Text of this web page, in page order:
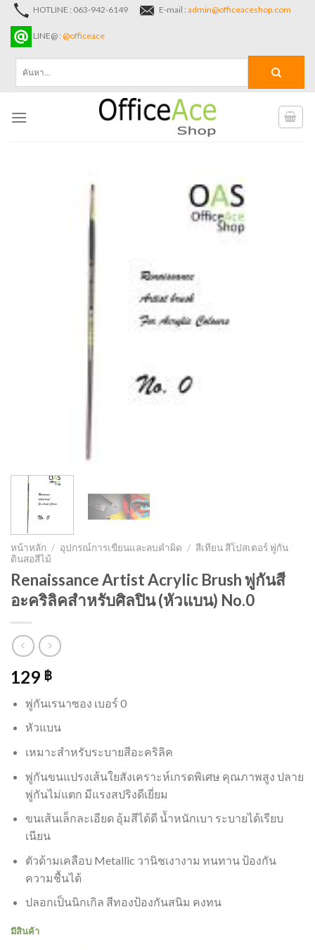
Skip
content
HOTLINE : 063-942-6149 E-mail : admin@officeaceshop.com
LINE@ : @officeace
หน้าหลัก / อุปกรณ์การเขียนและลบคำผิด / สีเทียน สีโปสเตอร์ พู่กัน
ดินสอสีไม้
Renaissance Artist Acrylic Brush พู่กันสี
อะคริลิคสำหรับศิลปิน (หัวแบน) No.0
129 ฿
พู่กันเรนาซอง เบอร์ 0
หัวแบน
เหมาะสำหรับระบายสีอะคริลิค
พู่กันขนแปรงเส้นใยสังเคราะห์เกรดพิเศษ คุณภาพสูง ปลาย
พู่กันไม่แตก มีแรงสปริงดีเยี่ยม
ขนเส้นเล็กละเอียด อุ้มสีได้ดี น้ำหนักเบา ระบายได้เรียบ
เนียน
ตัวด้ามเคลือบ Metallic วานิชเงางาม ทนทาน ป้องกัน
ความชื้นได้
ปลอกเป็นนิกเกิล สีทองป้องกันสนิม คงทน
มีสินค้า